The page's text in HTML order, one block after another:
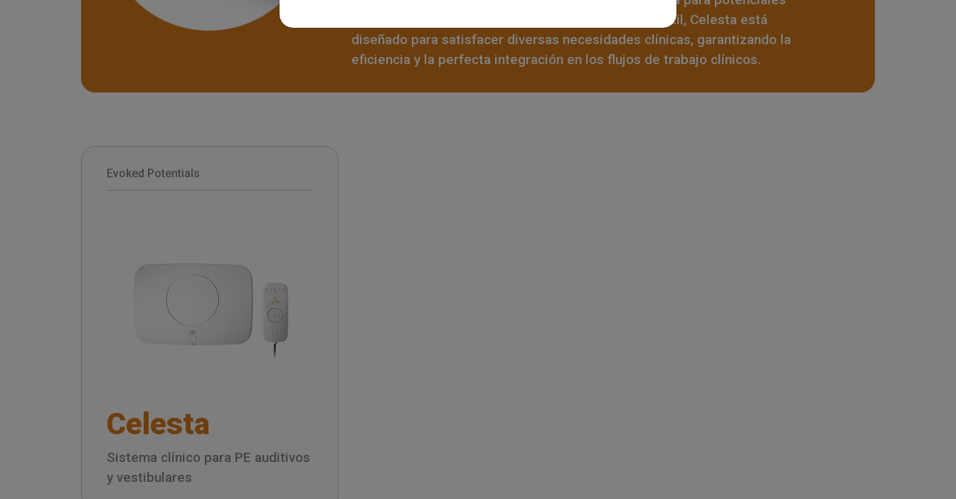
evocados auditivos y vestibulares. Escalable y versátil, Celesta está
diseñado para satisfacer diversas necesidades clínicas, garantizando la
eficiencia y la perfecta integración en los flujos de trabajo clínicos.
Evoked Potentials
Celesta
Sistema clínico para PE auditivos
y vestibulares